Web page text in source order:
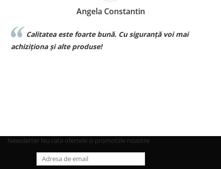
Angela Constantin
Calitatea este foarte bună. Cu siguranță voi mai
achiziționa și alte produse!
Newsletter Nu rata ofertele si promotiile noastre